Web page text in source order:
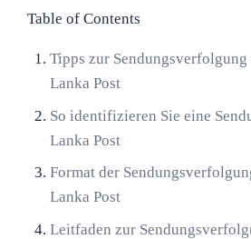
Table of Contents
Tipps zur
Lanka Post
So identifizieren Sie eine
Lanka Post
Format der
Lanka Post
Leitfaden zur